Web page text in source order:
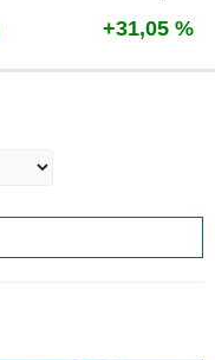
+31,05 %